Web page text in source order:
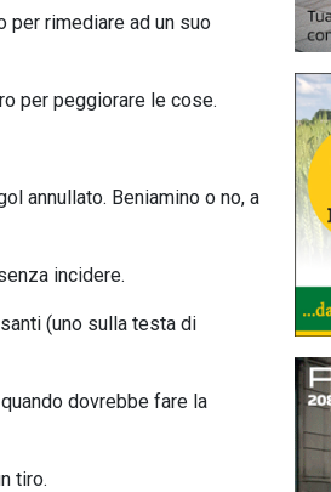
per rimediare ad un suo
per peggiorare le cose.
annullato. Beniamino o no, a
incidere.
(uno sulla testa di
dovrebbe fare la
tiro.